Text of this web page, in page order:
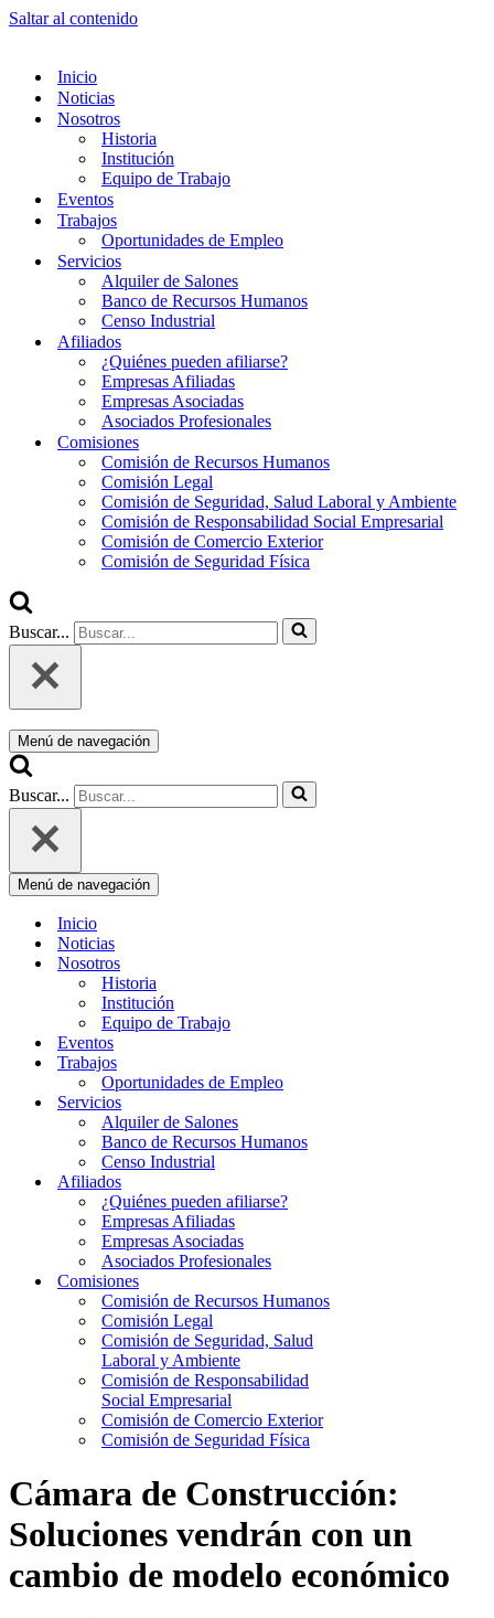
Saltar al contenido
Inicio
Noticias
Nosotros
Historia
Institución
Equipo de Trabajo
Eventos
Trabajos
Oportunidades de Empleo
Servicios
Alquiler de Salones
Banco de Recursos Humanos
Censo Industrial
Afiliados
¿Quiénes pueden afiliarse?
Empresas Afiliadas
Empresas Asociadas
Asociados Profesionales
Comisiones
Comisión de Recursos Humanos
Comisión Legal
Comisión de Seguridad, Salud Laboral y Ambiente
Comisión de Responsabilidad Social Empresarial
Comisión de Comercio Exterior
Comisión de Seguridad Física
Buscar...
Menú de navegación
Buscar...
Menú de navegación
Inicio
Noticias
Nosotros
Historia
Institución
Equipo de Trabajo
Eventos
Trabajos
Oportunidades de Empleo
Servicios
Alquiler de Salones
Banco de Recursos Humanos
Censo Industrial
Afiliados
¿Quiénes pueden afiliarse?
Empresas Afiliadas
Empresas Asociadas
Asociados Profesionales
Comisiones
Comisión de Recursos Humanos
Comisión Legal
Comisión de Seguridad, Salud
Laboral y Ambiente
Comisión de Responsabilidad
Social Empresarial
Comisión de Comercio Exterior
Comisión de Seguridad Física
Cámara de Construcción:
Soluciones vendrán con un
cambio de modelo económico